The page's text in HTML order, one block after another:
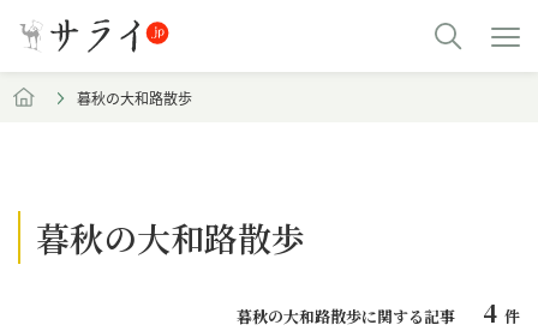
暮秋の大和路散歩
暮秋の大和路散歩
暮秋の大和路散歩に関する記事 4 件